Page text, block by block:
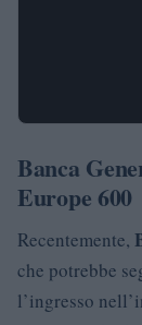
Banca
Europe 600
Recentemente,
che potrebbe
l’ingresso